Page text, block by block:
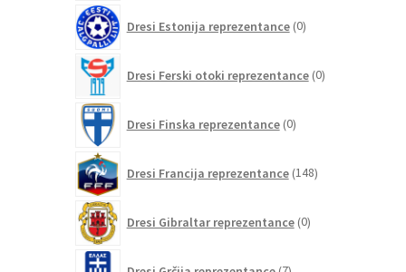
Dresi Estonija reprezentance 0izdelkov
Dresi Ferski otoki reprezentance 0izdelkov
Dresi Finska reprezentance 0izdelkov
Dresi Francija reprezentance 148izdelkov
Dresi Gibraltar reprezentance 0izdelkov